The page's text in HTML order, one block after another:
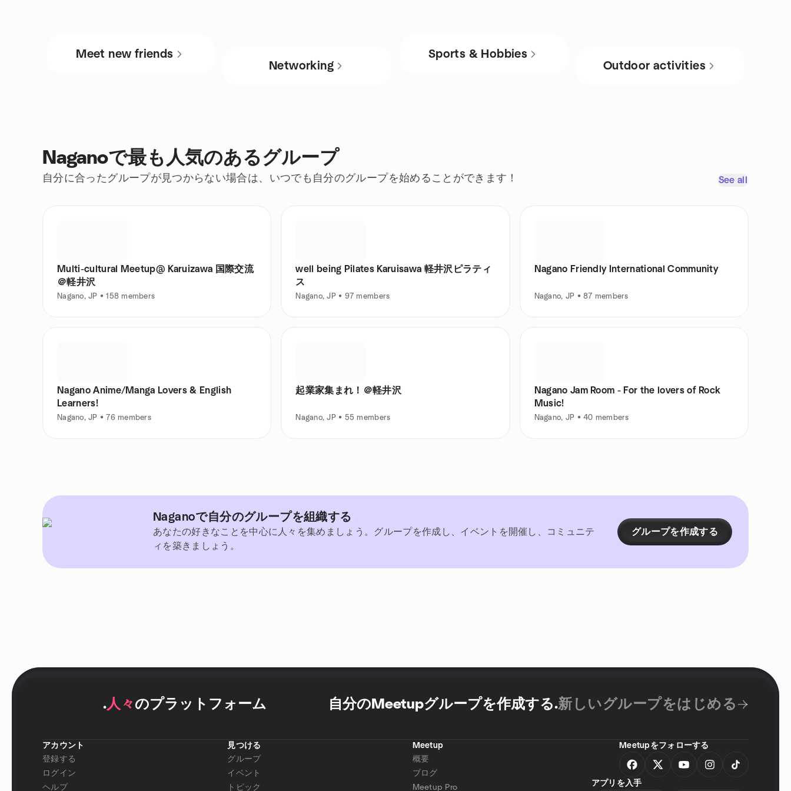
Meet new friends
Networking
Sports & Hobbies
Outdoor activities
Naganoで最も人気のあるグループ
自分に合ったグループが見つからない場合は、いつでも自分のグループを始めることができます！ See all
Multi-cultural Meetup@ Karuizawa 国際交流
＠軽井沢
Nagano, JP • 158 members
well being Pilates Karuisawa 軽井沢ピラティ
ス
Nagano, JP • 97 members
Nagano Friendly International Community
Nagano, JP • 87 members
Nagano Anime/Manga Lovers & English
Learners!
Nagano, JP • 76 members
起業家集まれ！＠軽井沢
Nagano, JP • 55 members
Nagano Jam Room - For the lovers of Rock
Music!
Nagano, JP • 40 members
Naganoで自分のグループを組織する
あなたの好きなことを中心に人々を集めましょう。グループを作成し、イベントを開催し、コミュニテ
ィを築きましょう。
グループを作成する
.人々 のプラットフォーム 自分のMeetupグループを作成する.新しいグループをはじめる
アカウント
登録する
ログイン
ヘルプ
見つける
グループ
イベント
トピック
Meetup
概要
ブログ
Meetup Pro
Meetupをフォローする
アプリを入手